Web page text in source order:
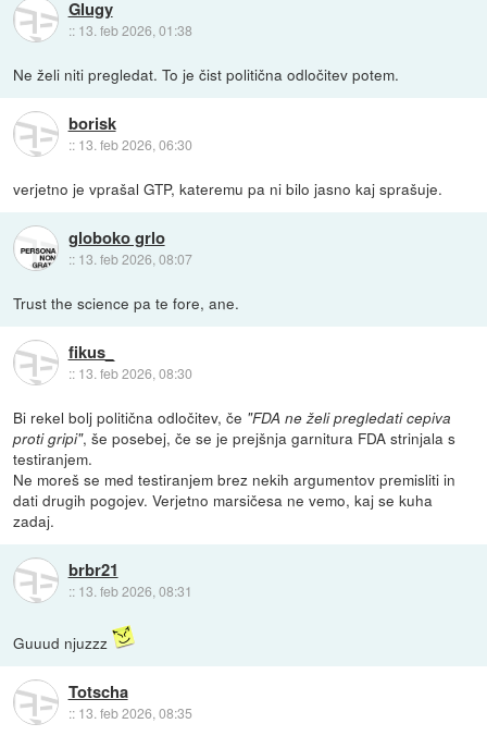
Glugy
:: 13. feb 2026, 01:38
Ne želi niti pregledat. To je čist politična odločitev potem.
borisk
:: 13. feb 2026, 06:30
verjetno je vprašal GTP, kateremu pa ni bilo jasno kaj sprašuje.
globoko grlo
:: 13. feb 2026, 08:07
Trust the science pa te fore, ane.
fikus_
:: 13. feb 2026, 08:30
Bi rekel bolj politična odločitev, če "FDA ne želi pregledati cepiva
proti gripi", še posebej, če se je prejšnja garnitura FDA strinjala s
testiranjem.
Ne moreš se med testiranjem brez nekih argumentov premisliti in
dati drugih pogojev. Verjetno marsičesa ne vemo, kaj se kuha
zadaj.
brbr21
:: 13. feb 2026, 08:31
Guuud njuzzz
Totscha
:: 13. feb 2026, 08:35